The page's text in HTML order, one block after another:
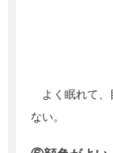
よく眠れて、
ない。